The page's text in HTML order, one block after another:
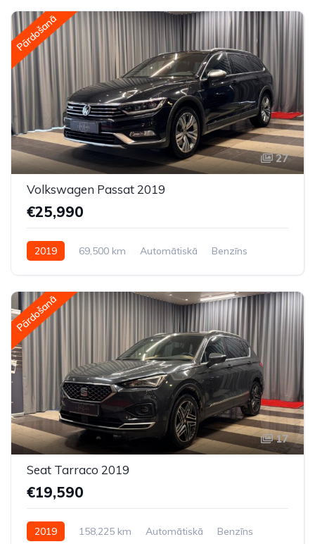
Pārdošanā
27
Volkswagen Passat 2019
€25,990
2019 69,500 km Automātiskā
Benzīns
Pārdošanā
17
Seat Tarraco 2019
€19,590
2019 158,225 km Automātiskā
Benzīns